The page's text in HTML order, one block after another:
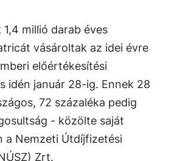
millió darab éves
vásároltak az idei évre
előértékesítési
idén január 28-ig. Ennek 28
72 százaléka pedig
- közölte saját
a Nemzeti Útdíjfizetési
Zrt.